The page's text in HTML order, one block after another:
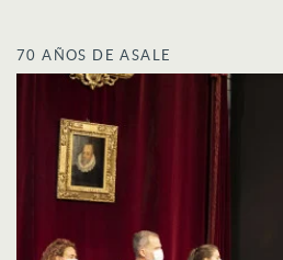
70 AÑOS DE ASALE